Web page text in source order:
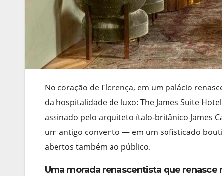
No coração de Florença, em um palácio
da hospitalidade de luxo: The James Suite
assinado pelo arquiteto ítalo-britânico James
um antigo convento — em um sofisticado
abertos também ao público.
Uma morada renascentista que renasce